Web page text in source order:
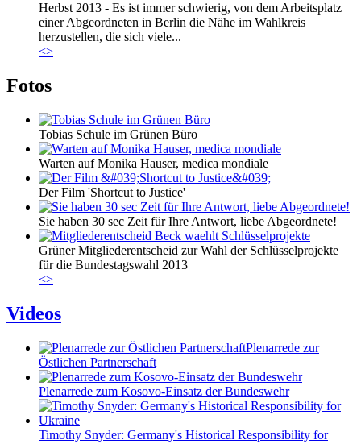
Herbst 2013 - Es ist immer schwierig, von dem Arbeitsplatz
einer Abgeordneten in Berlin die Nähe im Wahlkreis
herzustellen, die sich viele...
<>
Fotos
Tobias Schule im Grünen Büro
Warten auf Monika Hauser, medica mondiale
Der Film 'Shortcut to Justice'
Sie haben 30 sec Zeit für Ihre Antwort, liebe Abgeordnete!
Grüner Mitgliederentscheid zur Wahl der Schlüsselprojekte
für die Bundestagswahl 2013
<>
Videos
Plenarrede zur
Östlichen Partnerschaft
Plenarrede zum Kosovo-Einsatz der Bundeswehr
Timothy Snyder: Germany's Historical Responsibility for